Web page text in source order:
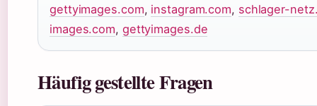
gettyimages.com, instagram.com, schlager-
images.com, gettyimages.de
Häufig gestellte Fragen